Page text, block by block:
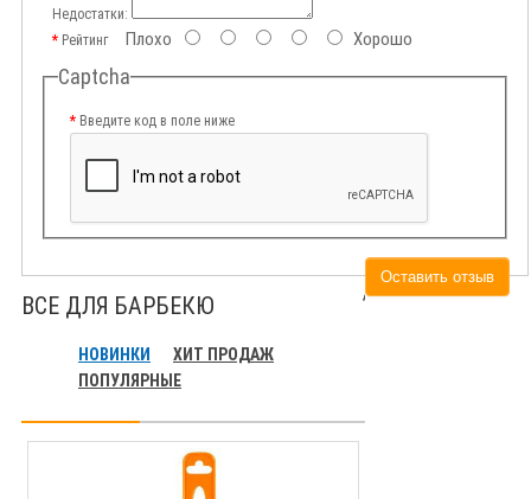
Недостатки:
РейтингПлохо Хорошо
Captcha
Введите код в поле ниже
Оставить отзыв
ВСЕ ДЛЯ БАРБЕКЮ
НОВИНКИ
ХИТ ПРОДАЖ
ПОПУЛЯРНЫЕ